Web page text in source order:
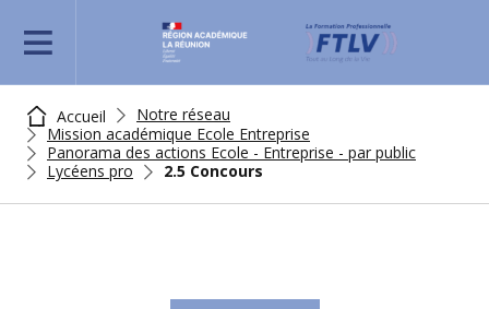
REJOIGNEZ-NOUS
Accueil
Notre réseau
Mission académique Ecole Entreprise
Panorama des actions Ecole - Entreprise - par public
Lycéens pro
2.5 Concours